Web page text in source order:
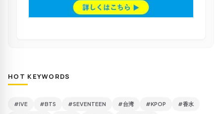
HOT KEYWORDS
#IVE #BTS #SEVENTEEN #台湾 #KPOP #香水